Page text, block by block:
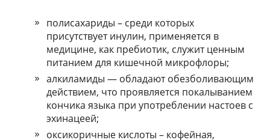
полисахариды – среди которых
присутствует инулин, применяется в
медицине, как пребиотик, служит ценным
питанием для кишечной микрофлоры;
алкиламиды — обладают обезболивающим
действием, что проявляется покалыванием
кончика языка при употреблении настоев с
эхинацеей;
оксикоричные кислоты – кофейная,